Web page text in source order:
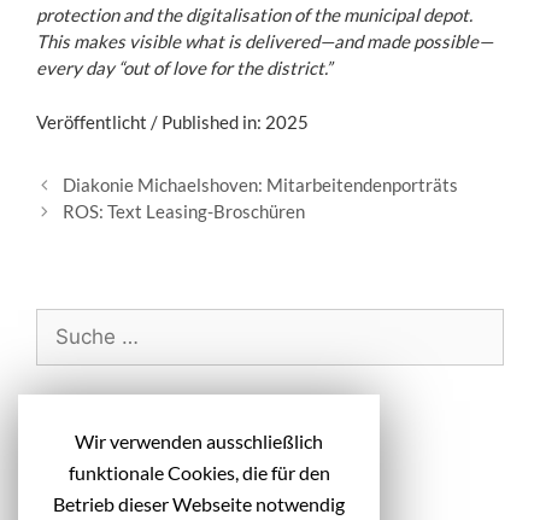
protection and the digitalisation of the municipal depot.
This makes visible what is delivered—and made possible—
every day “out of love for the district.”
Veröffentlicht / Published in: 2025
B
e
a
s
-
Diakonie Michaelshoven: Mitarbeitendenporträts
ROS: Text Leasing-Broschüren
Diakonie Michaelshoven: Headlines
Wir verwenden ausschließlich
funktionale Cookies, die für den
Betrieb dieser Webseite notwendig